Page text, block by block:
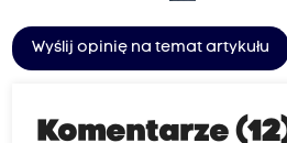
Wyślij opinię na temat artykułu
Komentarze